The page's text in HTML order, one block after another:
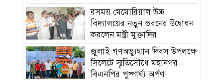
রসময় মেমোরিয়াল উচ্চ
বিদ্যালয়ের নতুন ভবনের উদ্বোধন
করলেন মন্ত্রী মুক্তাদির
জুলাই গণঅভ্যুত্থান দিবস উপলক্ষে
সিলেটে স্মৃতিসৌধে মহানগর
বিএনপির পুষ্পার্ঘ্য অর্পণ